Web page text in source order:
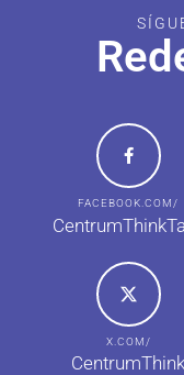
FACEBOOK.COM/
X.COM/
CentrumThink